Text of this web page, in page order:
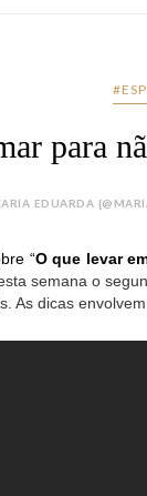
para
EDUARDA
“O que levar
semana o
As dicas